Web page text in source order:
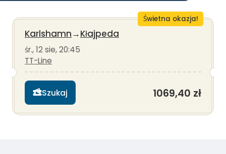
Świetna okazja!
Karlshamn→Kłajpeda
śr., 12 sie, 20:45
TT-Line
Szukaj 1069,40 zł